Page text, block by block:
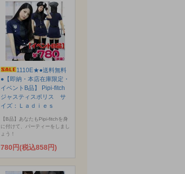
1110E★●送料無料
●【即納・本店在庫限定・
イベントB品】 Pipi-fitch
ジャスティスポリス サ
イズ：Ｌａｄｉｅｓ
【B品】あなたもPipi-fitchを身
に付けて、パーティーをしまし
ょう！
780円(税込858円)